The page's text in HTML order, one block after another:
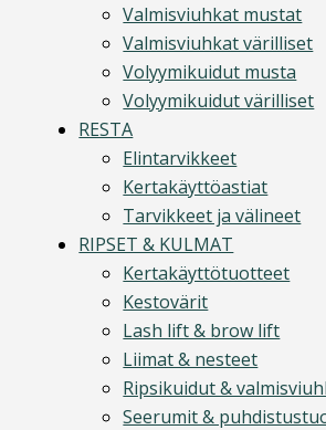
Valmisviuhkat mustat
Valmisviuhkat värilliset
Volyymikuidut musta
Volyymikuidut värilliset
RESTA
Elintarvikkeet
Kertakäyttöastiat
Tarvikkeet ja välineet
RIPSET & KULMAT
Kertakäyttötuotteet
Kestovärit
Lash lift & brow lift
Liimat & nesteet
Ripsikuidut &
Seerumit &